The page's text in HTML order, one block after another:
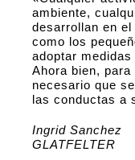
ambiente,
desarrollan en
como los
adoptar
Ahora bien,
necesario que
las conductas a
Ingrid Sanchez
GLATFELTER